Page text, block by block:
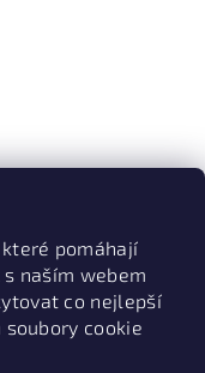
pomáhají
naším webem
co nejlepší
cookie